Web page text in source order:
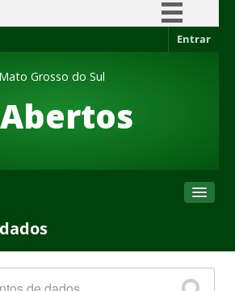
Acesso à informação
Canais
Entrar
Grosso do Sul